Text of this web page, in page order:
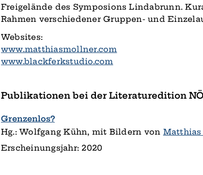
Freigelände des Symposions Lindabrunn.
Rahmen verschiedener Gruppen- und
Websites:
www.matthiasmollner.com
www.blackferkstudio.com
Publikationen bei der Literaturedition
Grenzenlos?
Hg.: Wolfgang Kühn, mit Bildern von
Erscheinungsjahr: 2020